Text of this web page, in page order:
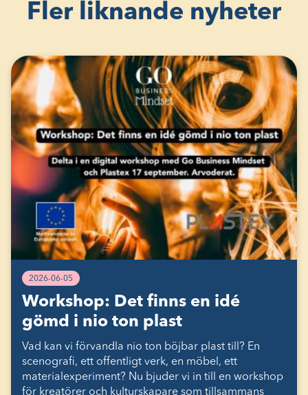
Fler liknande nyheter
2026-06-05
Workshop: Det finns en idé
gömd i nio ton plast
Vad kan vi förvandla nio ton böjbar plast till? En
scenografi, ett offentligt verk, en möbel, ett
materialexperiment? Nu bjuder vi in till en workshop
för kreatörer och kulturskapare som tillsammans